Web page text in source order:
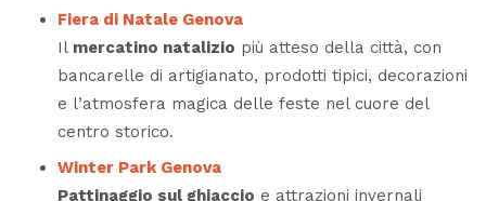
Fiera di Natale Genova
Il mercatino natalizio più atteso della città, con
bancarelle di artigianato, prodotti tipici, decorazioni
e l’atmosfera magica delle feste nel cuore del
centro storico.
Winter Park Genova
Pattinaggio sul ghiaccio e attrazioni invernali